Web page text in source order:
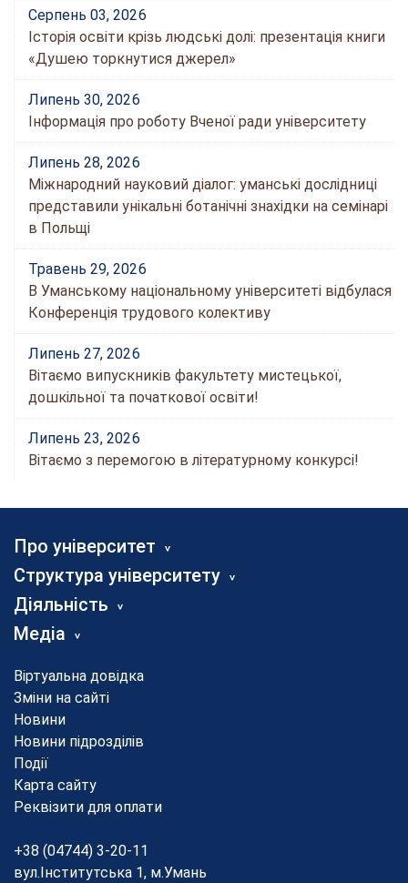
Серпень 03, 2026
Історія освіти крізь людські долі: презентація книги
«Душею торкнутися джерел»
Липень 30, 2026
Інформація про роботу Вченої ради університету
Липень 28, 2026
Міжнародний науковий діалог: уманські дослідниці
представили унікальні ботанічні знахідки на семінарі
в Польщі
Травень 29, 2026
В Уманському національному університеті відбулася
Конференція трудового колективу
Липень 27, 2026
Вітаємо випускників факультету мистецької,
дошкільної та початкової освіти!
Липень 23, 2026
Вітаємо з перемогою в літературному конкурсі!
Про університет
Структура університету
Діяльність
Медіа
Віртуальна довідка
Зміни на сайті
Новини
Новини підрозділів
Події
Карта сайту
Реквізити для оплати
+38 (04744) 3-20-11
вул.Інститутська 1, м.Умань